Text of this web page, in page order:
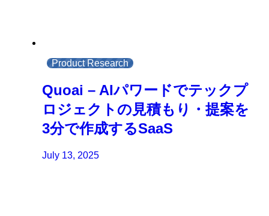
Product Research
Quoai – AIパワードでテックプ
ロジェクトの見積もり・提案を
3分で作成するSaaS
July 13, 2025